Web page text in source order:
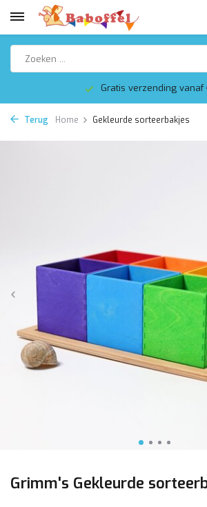
Gratis verzending vanaf
Terug Home Gekleurde sorteerbakjes
Grimm's Gekleurde